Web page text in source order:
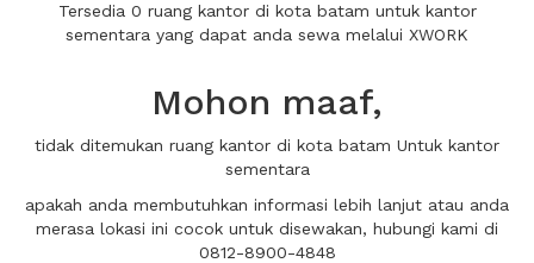
Tersedia 0 ruang kantor di kota batam untuk kantor
sementara yang dapat anda sewa melalui XWORK
Mohon maaf,
tidak ditemukan ruang kantor di kota batam Untuk kantor
sementara
apakah anda membutuhkan informasi lebih lanjut atau anda
merasa lokasi ini cocok untuk disewakan, hubungi kami di
0812-8900-4848